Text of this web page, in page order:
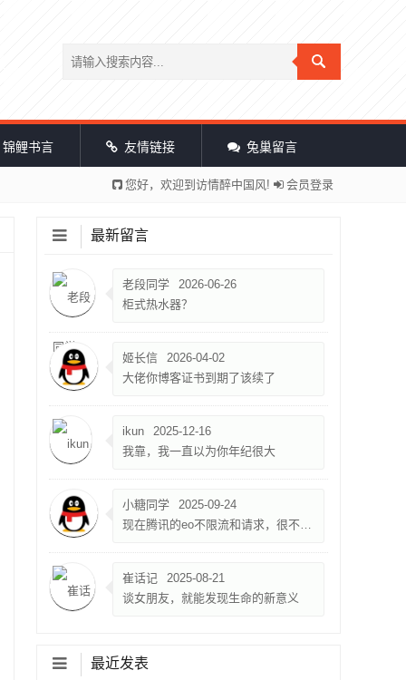
锦鲤书言 友情链接 兔巢留言
您好，欢迎到访情醉中国风! 会员登录
最新留言
老段同学
2026-06-26
柜式热水器？
姬长信
2026-04-02
大佬你博客证书到期了该续了
ikun
2025-12-16
我靠，我一直以为你年纪很大
小糖同学
2025-09-24
现在腾讯的eo不限流和请求，很不错，就是限速500k
崔话记
2025-08-21
谈女朋友，就能发现生命的新意义
最近发表